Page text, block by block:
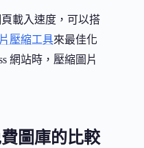
載入速度，可以搭
壓縮工具來最佳化
網站時，壓縮圖片
圖庫的比較